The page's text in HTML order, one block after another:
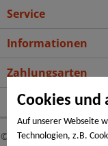
Cookies und
Auf unserer Webseite
Technologien, z.B.
Service
Informationen
Zahlungsarten
Folge uns auf:
© Copyright 2026 -